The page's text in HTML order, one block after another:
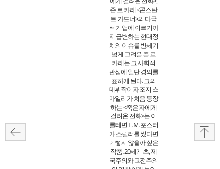
존 르 카레 <콘스탄
트 가드너>의 다국
적 기업에 이르기까
지 급변하는 현대정
치의 이슈를 반세기
넘게 그려온 존 르
카레는 그 사회적
관심에 일단 경의를
표하게 된다. 그의
데뷔작이자 조지 스
마일리가 처음 등장
하는 <죽은 자에게
걸려온 전화>는 이
를테면 E. M. 포스터
가 스릴러를 썼다면
이렇지 않을까 싶은
작품. 20세기 초, 제
국주의와 고전주의